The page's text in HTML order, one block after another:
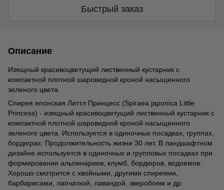
Быстрый заказ
Описание
Изящный красивоцветущий лиственный кустарник с
компактной плотной шаровидной кроной насыщенного
зеленого цвета.
Спирея японская Литтл Принцесс (Spiraea japonica Little
Princess) - изящный красивоцветущий лиственный кустарник с
компактной плотной шаровидной кроной насыщенного
зеленого цвета. Используется в одиночных посадках, группах,
бордюрах. Продолжительность жизни 30 лет. В ландшафтном
дизайне используется в одиночных и групповых посадках при
формировании альпинариев, клумб, бордюров, водоемов.
Хорошо смотрится с хвойными, другими спиреями,
барбарисами, лапчаткой, лавандой, зверобоем и др.